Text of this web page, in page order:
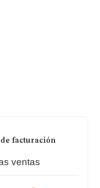
facturación
ventas